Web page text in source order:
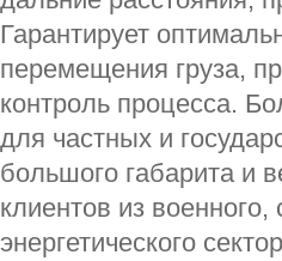
Гарантирует
перемещения груза,
контроль процесса.
для частных и
большого габарита и
клиентов из военного,
энергетического